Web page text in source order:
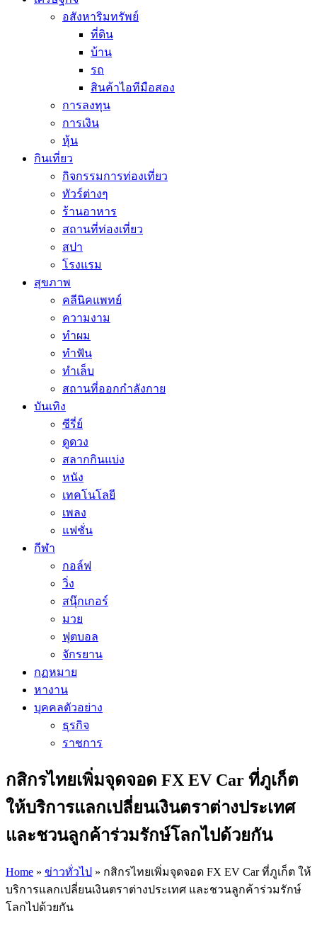
อสังหาริมทรัพย์
ที่ดิน
บ้าน
รถ
สินค้าไอทีมือสอง
การลงทุน
การเงิน
หุ้น
กินเที่ยว
กิจกรรมการท่องเที่ยว
ทัวร์ต่างๆ
ร้านอาหาร
สถานที่ท่องเที่ยว
สปา
โรงแรม
สุขภาพ
คลีนิคแพทย์
ความงาม
ทำผม
ทำฟัน
ทำเล็บ
สถานที่ออกกำลังกาย
บันเทิง
ซีรี่ย์
ดูดวง
สลากกินแบ่ง
หนัง
เทคโนโลยี
เพลง
แฟชั่น
กีฬา
กอล์ฟ
วิ่ง
สนุ๊กเกอร์
มวย
ฟุตบอล
จักรยาน
กฏหมาย
หางาน
บุคคลตัวอย่าง
ธุรกิจ
ราชการ
กสิกรไทยเพิ่มจุดจอด FX EV Car ที่ภูเก็ต
ให้บริการแลกเปลี่ยนเงินตราต่างประเทศ
และชวนลูกค้าร่วมรักษ์โลกไปด้วยกัน
Home » ข่าวทั่วไป » กสิกรไทยเพิ่มจุดจอด FX EV Car ที่ภูเก็ต ให้
บริการแลกเปลี่ยนเงินตราต่างประเทศ และชวนลูกค้าร่วมรักษ์
โลกไปด้วยกัน